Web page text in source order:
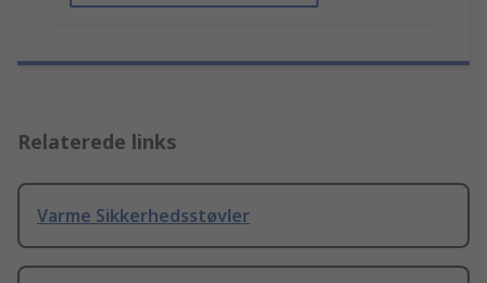
Relaterede links
Varme Sikkerhedsstøvler